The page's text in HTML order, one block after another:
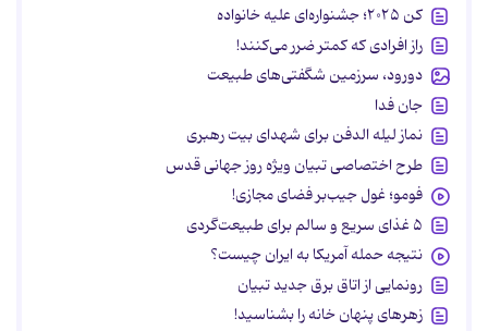
کن ۲۰۲۵؛ جشنواره‌ای علیه خانواده
راز افرادی که کمتر ضرر می‌کنند!
دورود، سرزمین شگفتی‌های طبیعت
جان فدا
نماز لیله الدفن برای شهدای بیت رهبری
طرح اختصاصی تبیان ویژه روز جهانی قدس
فومو؛ غول جیب‌بر فضای مجازی!
۵ غذای سریع و سالم برای طبیعت‌گردی
نتیجه حمله آمریکا به ایران چیست؟
رونمایی از اتاق برق جدید تبیان
زهرهای پنهان خانه را بشناسید!